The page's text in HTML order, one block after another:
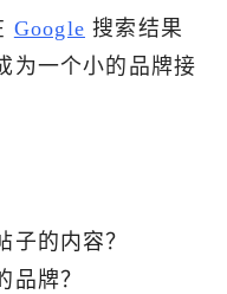
Google 搜索结果
为一个小的品牌接
子的内容？
品牌？